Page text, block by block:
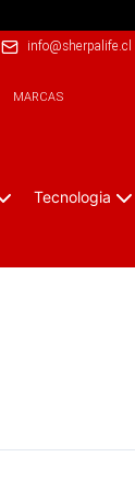
info@sherpalife.cl
MARCAS
Tecnologia